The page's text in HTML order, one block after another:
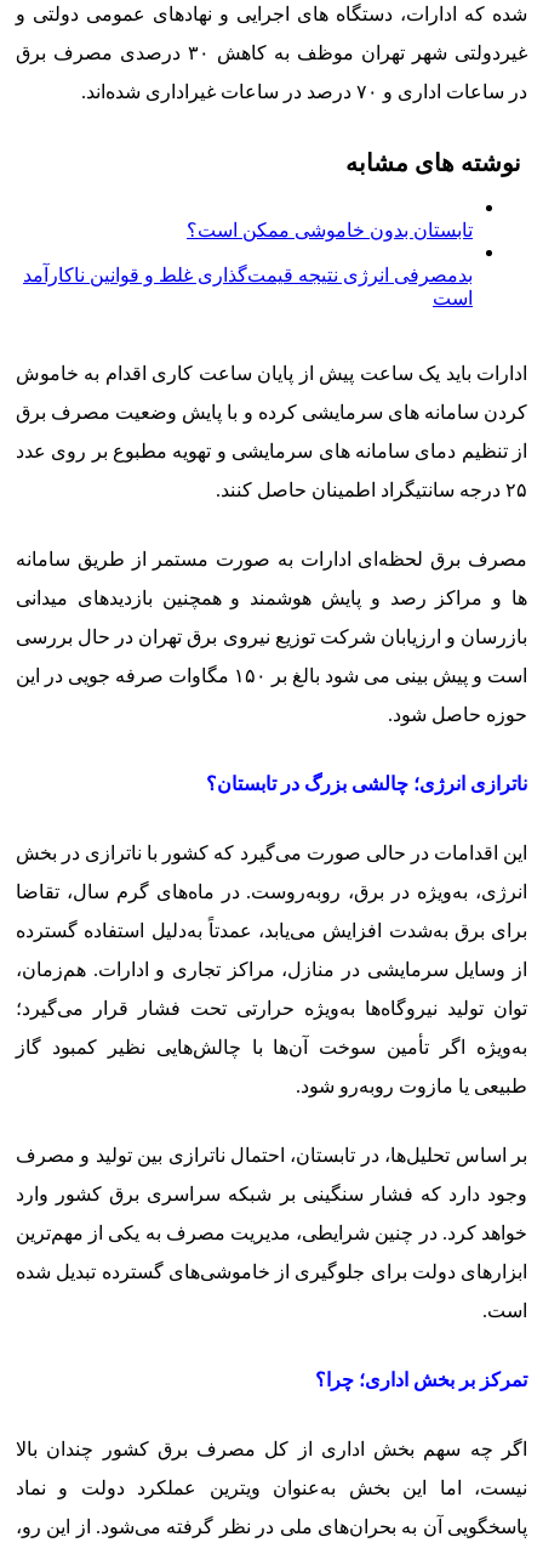
شده که ادارات، دستگاه های اجرایی و نهادهای عمومی دولتی و
غیردولتی شهر تهران موظف به کاهش ۳۰ درصدی مصرف برق
در ساعات اداری و ۷۰ درصد در ساعات غیراداری شده‌اند.
نوشته های مشابه
تابستان بدون خاموشی ممکن است؟
بدمصرفی انرژی نتیجه قیمت‌گذاری غلط و قوانین ناکارآمد
است
ادارات باید یک ساعت پیش از پایان ساعت کاری اقدام به خاموش
کردن سامانه های سرمایشی کرده و با پایش وضعیت مصرف برق
از تنظیم دمای سامانه های سرمایشی و تهویه مطبوع بر روی عدد
۲۵ درجه سانتیگراد اطمینان حاصل کنند.
مصرف برق لحظه‌ای ادارات به صورت مستمر از طریق سامانه
ها و مراکز رصد و پایش هوشمند و همچنین بازدیدهای میدانی
بازرسان و ارزیابان شرکت توزیع نیروی برق تهران در حال بررسی
است و پیش بینی می شود بالغ بر ۱۵۰ مگاوات صرفه جویی در این
حوزه حاصل شود.
ناترازی انرژی؛ چالشی بزرگ در تابستان؟
این اقدامات در حالی صورت می‌گیرد که کشور با ناترازی در بخش
انرژی، به‌ویژه در برق، روبه‌روست. در ماه‌های گرم سال، تقاضا
برای برق به‌شدت افزایش می‌یابد، عمدتاً به‌دلیل استفاده گسترده
از وسایل سرمایشی در منازل، مراکز تجاری و ادارات. هم‌زمان،
توان تولید نیروگاه‌ها به‌ویژه حرارتی تحت فشار قرار می‌گیرد؛
به‌ویژه اگر تأمین سوخت آن‌ها با چالش‌هایی نظیر کمبود گاز
طبیعی یا مازوت روبه‌رو شود.
بر اساس تحلیل‌ها، در تابستان، احتمال ناترازی بین تولید و مصرف
وجود دارد که فشار سنگینی بر شبکه سراسری برق کشور وارد
خواهد کرد. در چنین شرایطی، مدیریت مصرف به یکی از مهم‌ترین
ابزارهای دولت برای جلوگیری از خاموشی‌های گسترده تبدیل شده
است.
تمرکز بر بخش اداری؛ چرا؟
اگر چه سهم بخش اداری از کل مصرف برق کشور چندان بالا
نیست، اما این بخش به‌عنوان ویترین عملکرد دولت و نماد
پاسخگویی آن به بحران‌های ملی در نظر گرفته می‌شود. از این رو،